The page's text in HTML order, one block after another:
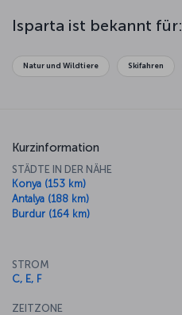
Geschichtsfreunde begeistern.
Isparta ist bekannt für:
Natur und Wildtiere Skifahren
Kurzinformation
STÄDTE IN DER NÄHE
Konya (153 km)
Antalya (188 km)
Burdur (164 km)
STROM
C, E, F
ZEITZONE